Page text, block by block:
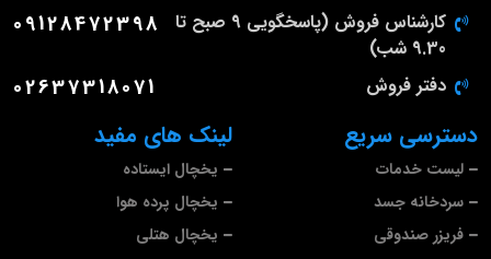
لینک های مفید
یخچال ایستاده
یخچال پرده هوا
یخچال هتلی
دسترسی سریع
لیست خدمات
سردخانه جسد
فریزر صندوقی
کارشناس فروش (پاسخگویی 9 صبح تا
9.30 شب)
09128472398
دفتر فروش 02637318071